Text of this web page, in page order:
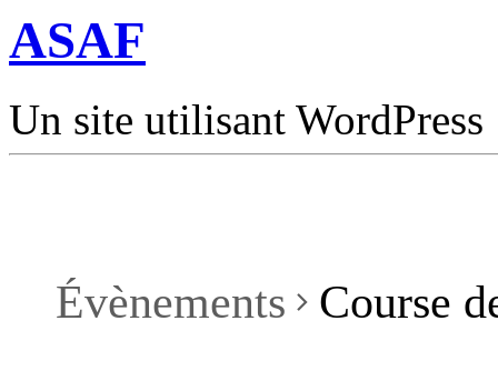
ASAF
Un site utilisant WordPress
Évènements Course